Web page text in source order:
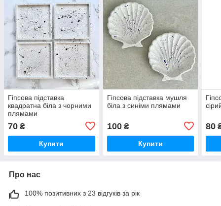
Гіпсова підставка
квадратна біла з чорними
плямами
70 ₴
Купити
Гіпсова підставка мушля
біла з синіми плямами
100₴
Купити
80
Про нас
100% позитивних з 23 відгуків за рік